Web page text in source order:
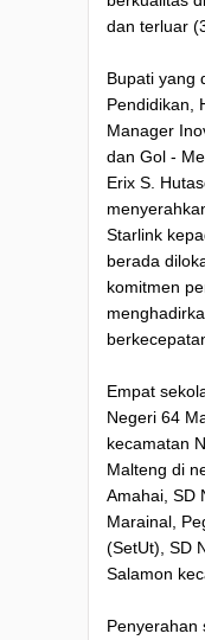
dan terluar
Bupati yang
Pendidikan,
Manager
dan Gol -
Erix S.
Starlink
berada
komitmen
Empat
Negeri 64
kecamatan
Malteng di
Amahai, SD
Marainal,
(SetUt), SD
Salamon
Penyerahan